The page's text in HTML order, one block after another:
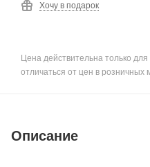
Хочу в подарок
Цена действительна только
отличаться от цен в розничных
Описание